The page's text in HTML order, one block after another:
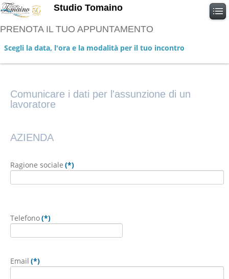
Studio Tomaino
PRENOTA IL TUO APPUNTAMENTO
Scegli la data, l'ora e la modalità per il tuo incontro
Comunicare i dati per l'assunzione di un
lavoratore
AZIENDA
Ragione sociale (*)
Telefono(*)
Email (*)